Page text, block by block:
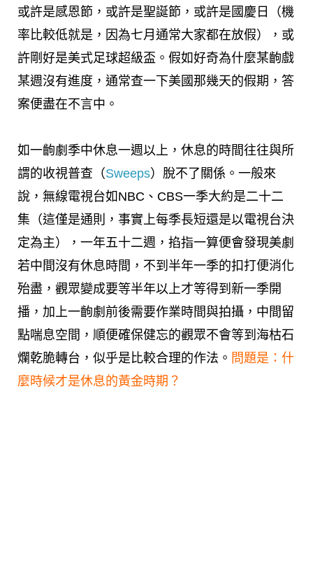
或許是感恩節，或許是聖誕節，或許是國慶日（機
率比較低就是，因為七月通常大家都在放假），或
許剛好是美式足球超級盃。假如好奇為什麼某齣戲
某週沒有進度，通常查一下美國那幾天的假期，答
案便盡在不言中。
如一齣劇季中休息一週以上，休息的時間往往與所
謂的收視普查 （Sweeps）脫不了關係。一般來
說，無線電視台如NBC、CBS一季大約是二十二
集（這僅是通則，事實上每季長短還是以電視台決
定為主），一年五十二週，掐指一算便會發現美劇
若中間沒有休息時間，不到半年一季的扣打便消化
殆盡，觀眾變成要等半年以上才等得到新一季開
播，加上一齣劇前後需要作業時間與拍攝，中間留
點喘息空間，順便確保健忘的觀眾不會等到海枯石
爛乾脆轉台，似乎是比較合理的作法。 問題是：什
麼時候才是休息的黃金時期？